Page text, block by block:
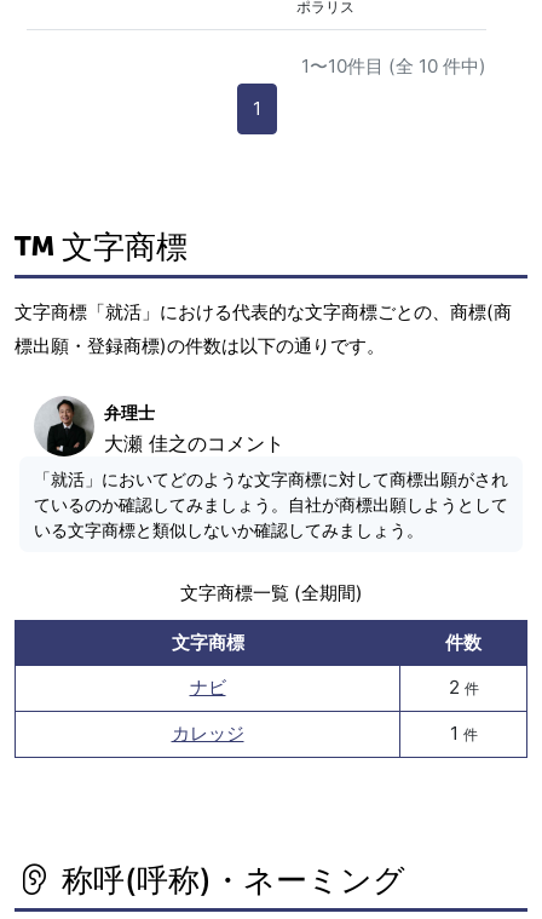
ポラリス
1〜10件目 (全 10 件中)
1
文字商標
文字商標「就活」における代表的な文字商標ごとの、商標(商
標出願・登録商標)の件数は以下の通りです。
弁理士
大瀬 佳之のコメント
「就活」においてどのような文字商標に対して商標出願がされ
ているのか確認してみましょう。自社が商標出願しようとして
いる文字商標と類似しないか確認してみましょう。
文字商標一覧 (全期間)
文字商標
件数
ナビ
2 件
カレッジ 1 件
称呼(呼称)・ネーミング